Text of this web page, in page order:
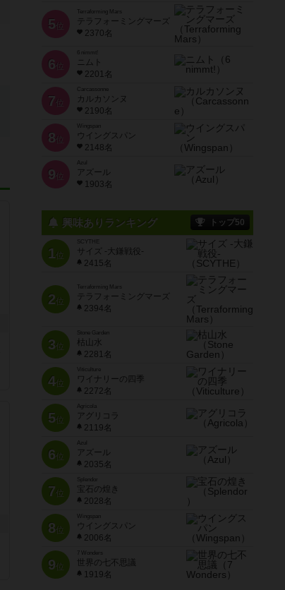
5 位
Terraforming Mars
テラフォーミングマーズ
2370名
6 位
ニムト
2201名
7 位
Carcassonne
カルカソンヌ
2190名
8 位
Wingspan
ウイングスパン
2148名
9 位
Azul
アズール
1903名
興味ありランキング トップ50
1位
SCYTHE
サイズ -大鎌戦役-
2415名
2位
Terraforming Mars
テラフォーミングマーズ
2394名
3位
Stone Garden
枯山水
2281名
4位
Viticulture
ワイナリーの四季
2272名
5位
Agricola
アグリコラ
2119名
6位
Azul
アズール
2035名
7位
宝石の煌き
2028名
8位
Wingspan
ウイングスパン
2006名
9位
7 Wonders
世界の七不思議
1919名